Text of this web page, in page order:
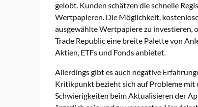
gelobt. Kunden schätzen die schnelle
Wertpapieren. Die Möglichkeit,
ausgewählte Wertpapiere zu investieren,
Trade Republic eine breite Palette von
Aktien, ETFs und Fonds anbietet.
Allerdings gibt es auch negative
Kritikpunkt bezieht sich auf Probleme mit
Schwierigkeiten beim Aktualisieren der